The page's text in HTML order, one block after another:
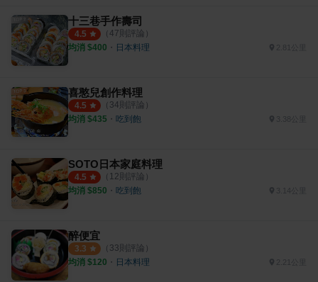
十三巷手作壽司
4.5 （ 47則評論）
均消 $400 ・ 日本料理
喜憨兒創作料理
4.5 （ 34則評論）
均消 $435 ・ 吃到飽
SOTO日本家庭料理
4.5 （ 12則評論）
均消 $850 ・ 吃到飽 3.14公里
醉便宜
3.3 （ 33則評論）
均消 $120 ・ 日本料理